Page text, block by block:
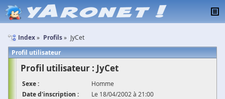
Index Profils JyCet
Profil utilisateur
Profil utilisateur : JyCet
Sexe : Homme
Date d'inscription : Le 18/04/2002 à 21:00